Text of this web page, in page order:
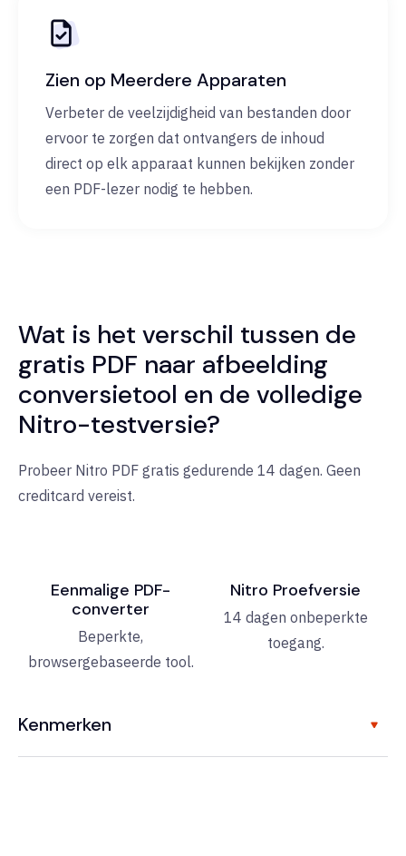
Zien op Meerdere Apparaten
Verbeter de veelzijdigheid van bestanden door
ervoor te zorgen dat ontvangers de inhoud
direct op elk apparaat kunnen bekijken zonder
een PDF-lezer nodig te hebben.
Wat is het verschil tussen de
gratis PDF naar afbeelding
conversietool en de volledige
Nitro-testversie?
Probeer Nitro PDF gratis gedurende 14 dagen. Geen
creditcard vereist.
Eenmalige PDF-
converter
Beperkte,
browsergebaseerde tool.
Nitro Proefversie
14 dagen onbeperkte
toegang.
Kenmerken